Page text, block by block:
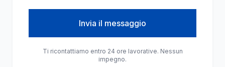
Invia il messaggio
Ti ricontattiamo entro 24 ore lavorative. Nessun
impegno.